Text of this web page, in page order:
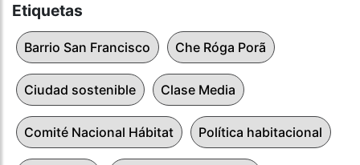
Etiquetas
Barrio San Francisco Che Róga Porã
Ciudad sostenible Clase Media
Comité Nacional Hábitat Política habitacional